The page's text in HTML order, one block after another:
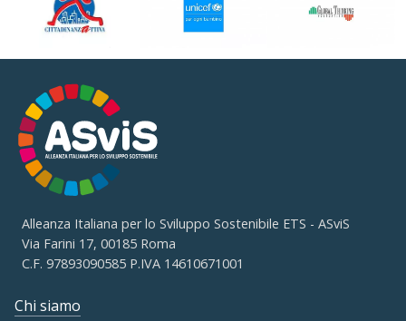
Alleanza Italiana per lo Sviluppo Sostenibile ETS - ASviS
Via Farini 17, 00185 Roma
C.F. 97893090585 P.IVA 14610671001
Chi siamo